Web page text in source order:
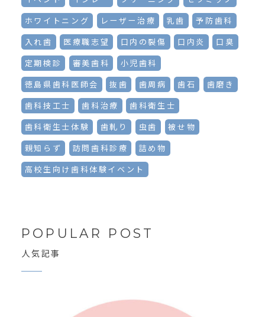
ホワイトニング
レーザー治療 乳歯
予防歯科
入れ歯
医療職志望 口内の裂傷 口内炎
口臭
定期検診
審美歯科
小児歯科
徳島県歯科医師会
抜歯 歯周病 歯石
歯磨き
歯科技工士
歯科治療
歯科衛生士
歯科衛生士体験
歯軋り 虫歯
被せ物
親知らず
訪問歯科診療
詰め物
高校生向け歯科体験イベント
POPULAR POST
人気記事